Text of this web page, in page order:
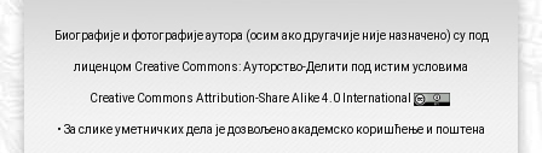
Биографије и фотографије аутора (осим ако другачије није назначено) су под
лиценцом Creative Commons: Ауторство-Делити под истим условима
Creative Commons Attribution-Share Alike 4.0 International
• За слике уметничких дела је дозвољено академско коришћење и поштена